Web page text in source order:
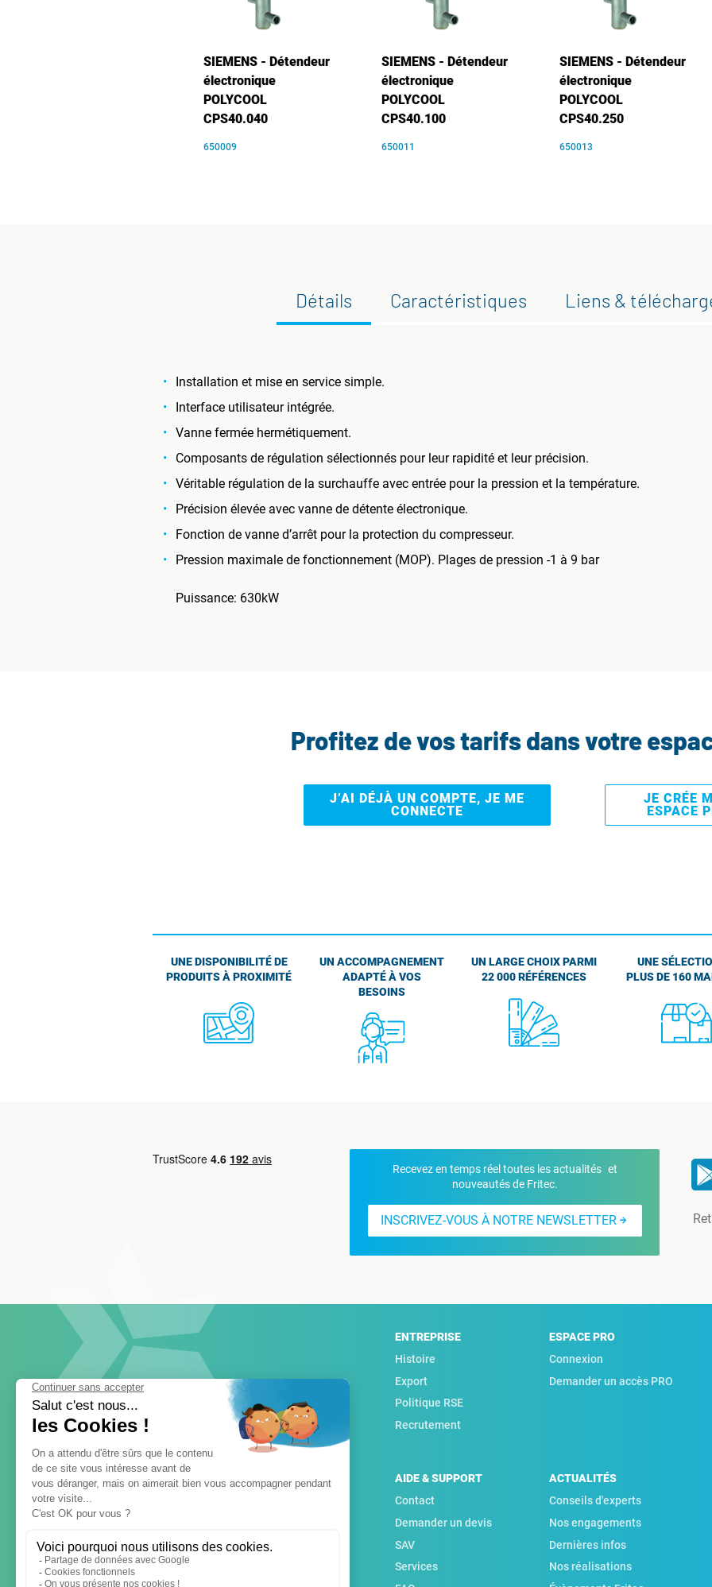
SIEMENS - Détendeur
électronique
POLYCOOL
CPS40.040
650009
SIEMENS - Détendeur
électronique
POLYCOOL
CPS40.100
650011
SIEMENS - Détendeur
électronique
POLYCOOL
CPS40.250
650013
Détails Caractéristiques Liens &
Installation et mise en service simple.
Interface utilisateur intégrée.
Vanne fermée hermétiquement.
Composants de régulation sélectionnés pour leur rapidité et leur précision.
Véritable régulation de la surchauffe avec entrée pour la pression et la température.
Précision élevée avec vanne de détente électronique.
Fonction de vanne d’arrêt pour la protection du compresseur.
Pression maximale de fonctionnement (MOP). Plages de pression -1 à 9 bar
Puissance: 630kW
Profitez de vos tarifs dans votre
J’AI DÉJÀ UN COMPTE, JE ME
CONNECTE
JE CRÉE
ESPACE
UNE DISPONIBILITÉ DE
PRODUITS À PROXIMITÉ
UN ACCOMPAGNEMENT
ADAPTÉ À VOS
BESOINS
UN LARGE CHOIX PARMI
22 000 RÉFÉRENCES
UNE
PLUS DE 160
Recevez en temps réel toutes les actualités et
nouveautés de Fritec.
INSCRIVEZ-VOUS À NOTRE NEWSLETTER
ENTREPRISE
Histoire
Export
Politique RSE
Recrutement
ESPACE PRO
Connexion
Demander un accès PRO
AIDE & SUPPORT
Contact
Demander un devis
SAV
Services
ACTUALITÉS
Conseils d'experts
Nos engagements
Dernières infos
Nos réalisations